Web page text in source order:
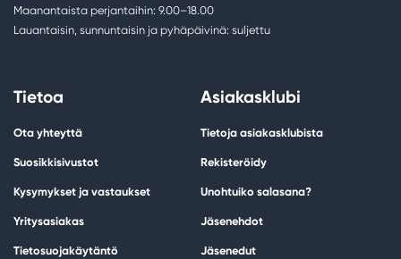
Maanantaista perjantaihin: 9.00–18.00
Lauantaisin, sunnuntaisin ja pyhäpäivinä: suljettu
Tietoa
Ota yhteyttä
Suosikkisivustot
Kysymykset ja vastaukset
Yritysasiakas
Tietosuojakäytäntö
Asiakasklubi
Tietoja asiakasklubista
Rekisteröidy
Unohtuiko salasana?
Jäsenehdot
Jäsenedut